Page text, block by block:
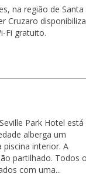
na região de Santa
Cruzaro disponibiliza
Fi gratuito.
Park Hotel está
alberga um
interior. A
Todos os
com uma...